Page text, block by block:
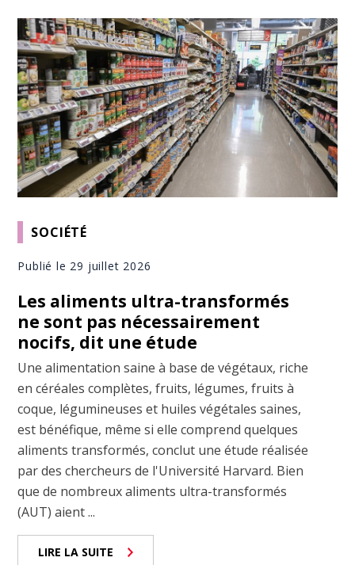
SOCIÉTÉ
Publié le 29 juillet 2026
Les aliments ultra-transformés
ne sont pas nécessairement
nocifs, dit une étude
Une alimentation saine à base de végétaux, riche
en céréales complètes, fruits, légumes, fruits à
coque, légumineuses et huiles végétales saines,
est bénéfique, même si elle comprend quelques
aliments transformés, conclut une étude réalisée
par des chercheurs de l'Université Harvard. Bien
que de nombreux aliments ultra-transformés
(AUT) aient ...
LIRE LA SUITE